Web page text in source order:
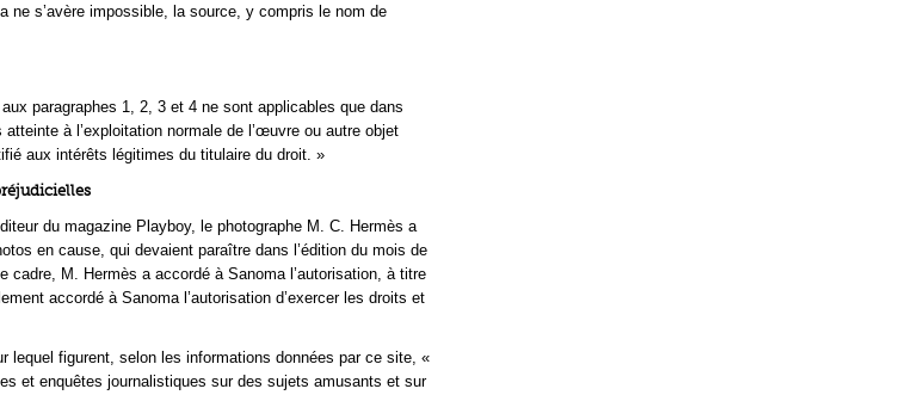
ne s’avère impossible, la source, y compris le nom de
paragraphes 1, 2, 3 et 4 ne sont applicables que dans
à l’exploitation normale de l’œuvre ou autre objet
aux intérêts légitimes du titulaire du droit. »
du magazine Playboy, le photographe M. C. Hermès a
en cause, qui devaient paraître dans l’édition du mois de
cadre, M. Hermès a accordé à Sanoma l’autorisation, à titre
accordé à Sanoma l’autorisation d’exercer les droits et
lequel figurent, selon les informations données par ce site, «
et enquêtes journalistiques sur des sujets amusants et sur